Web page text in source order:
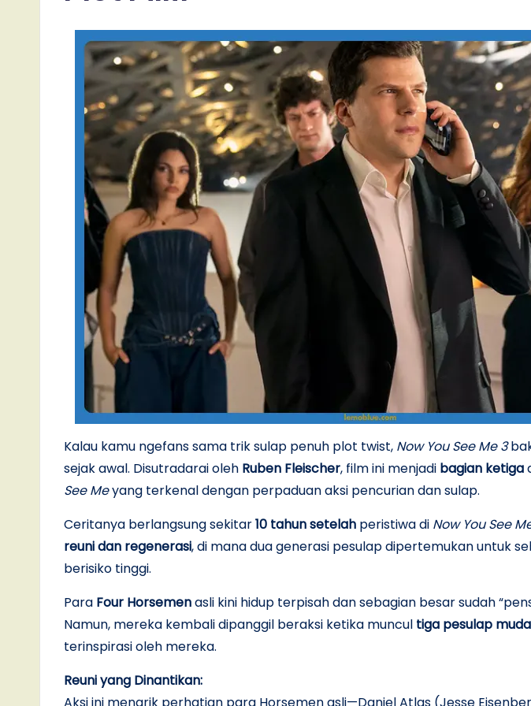
Kalau kamu ngefans sama trik sulap penuh plot twist, Now You See Me 3
sejak awal. Disutradarai oleh Ruben Fleischer, film ini menjadi bagian ketiga
See Meyang terkenal dengan perpaduan aksi pencurian dan sulap.
Ceritanya berlangsung sekitar10 tahun setelah peristiwa di Now You See
reuni dan regenerasi, di mana dua generasi pesulap dipertemukan untuk
berisiko tinggi.
Para Four Horsemenasli kini hidup terpisah dan sebagian besar sudah
Namun, mereka kembali dipanggil beraksi ketika muncul tiga pesulap
terinspirasi oleh mereka.
Reuni yang Dinantikan:
Aksi ini menarik perhatian para Horsemen asli—Daniel Atlas (Jesse